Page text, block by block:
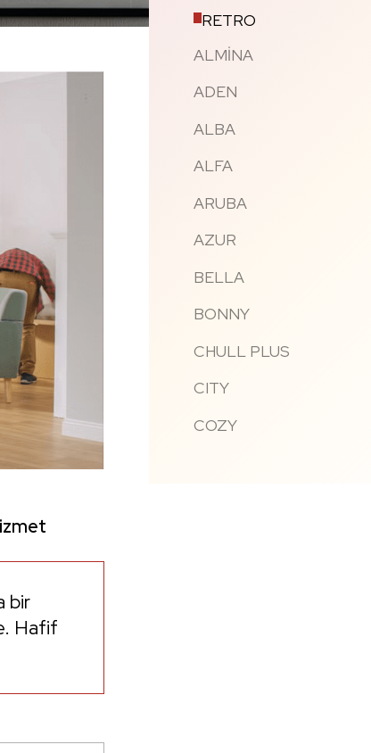
bir
Hafif
RETRO
ALMİNA
ADEN
ALBA
ALFA
ARUBA
AZUR
BELLA
BONNY
CHULL PLUS
CITY
COZY